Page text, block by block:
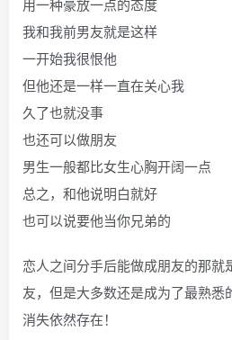
用一种豪放一点的态度
我和我前男友就是这样
一开始我很恨他
但他还是一样一直在关心我
久了也就没事
也还可以做朋友
男生一般都比女生心胸开阔一点
总之，和他说明白就好
也可以说要他当你兄弟的
恋人之间分手后能做成朋友的那就
友，但是大多数还是成为了最熟悉
消失依然存在！